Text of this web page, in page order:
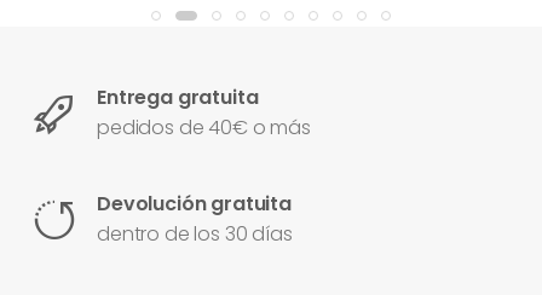
Entrega gratuita
pedidos de 40€ o más
Devolución gratuita
dentro de los 30 días